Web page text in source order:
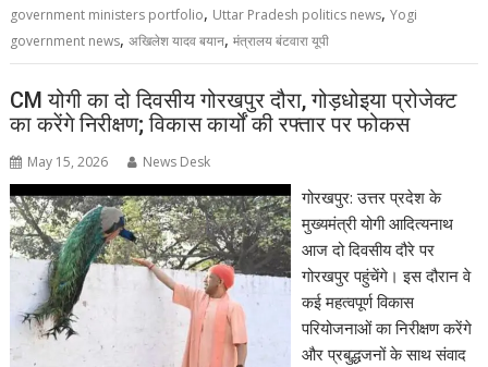
government ministers portfolio, Uttar Pradesh politics news,Yogi
government news,अखिलेश यादव बयान,मंत्रालय बंटवारा यूपी
CM योगी का दो दिवसीय गोरखपुर दौरा, गोड़धोइया प्रोजेक्ट
का करेंगे निरीक्षण; विकास कार्यों की रफ्तार पर फोकस
May 15, 2026 News Desk
गोरखपुर: उत्तर प्रदेश के
मुख्यमंत्री योगी आदित्यनाथ
आज दो दिवसीय दौरे पर
गोरखपुर पहुंचेंगे। इस दौरान वे
कई महत्वपूर्ण विकास
परियोजनाओं का निरीक्षण करेंगे
और प्रबुद्धजनों के साथ संवाद